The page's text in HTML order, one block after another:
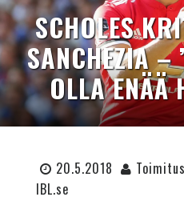
SCHOLES
SANCHEZIA –
OLLA ENÄÄ
20.5.2018 Toimitus
IBL.se